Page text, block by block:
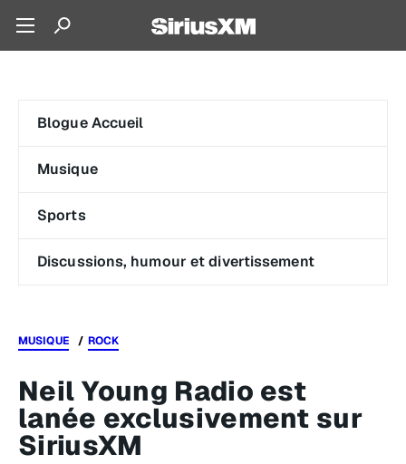
Blogue Accueil
Musique
Sports
Discussions, humour et divertissement
MUSIQUE ROCK
Neil Young Radio est
lanée exclusivement sur
SiriusXM